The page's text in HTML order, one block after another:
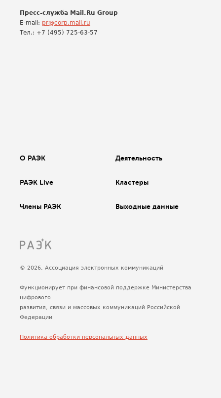
Пресс-служба Mail.Ru Group
E-mail: pr@corp.mail.ru
Тел.: +7 (495) 725-63-57
О РАЭК Деятельность
РАЭК Live Кластеры
Члены РАЭК Выходные данные
© 2026, Ассоциация электронных коммуникаций
Функционирует при финансовой поддержке Министерства
цифрового
развития, связи и массовых коммуникаций Российской
Федерации
Политика обработки персональных данных